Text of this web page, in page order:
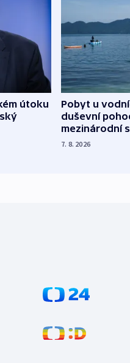
útoku
Pobyt u
duševní
mezinárodní
7. 8. 2026